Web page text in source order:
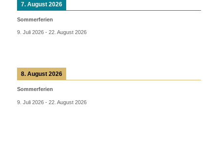
7. August 2026
Sommerferien
9. Juli 2026 - 22. August 2026
8. August 2026
Sommerferien
9. Juli 2026 - 22. August 2026